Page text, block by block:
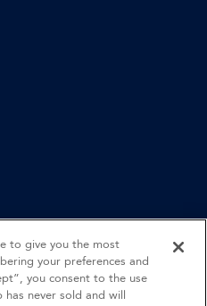
to give you the most
your preferences and
you consent to the use
never sold and will